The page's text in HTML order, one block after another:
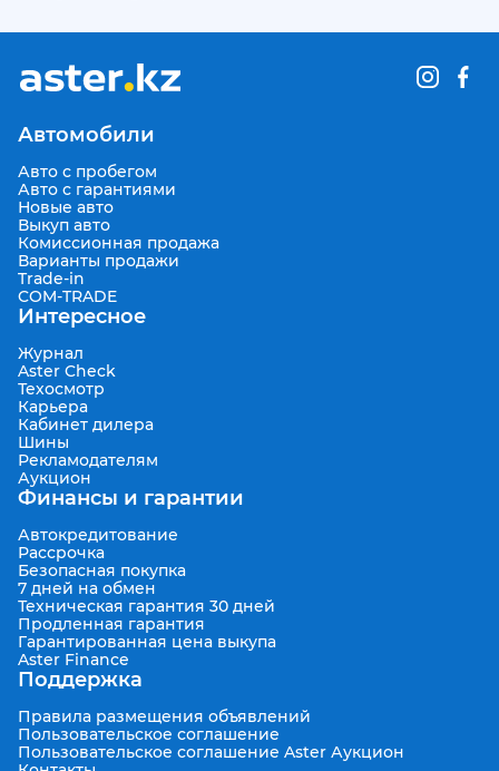
Автомобили
Авто с пробегом
Авто с гарантиями
Новые авто
Выкуп авто
Комиссионная продажа
Варианты продажи
Trade-in
COM-TRADE
Интересное
Журнал
Aster Check
Техосмотр
Карьера
Кабинет дилера
Шины
Рекламодателям
Аукцион
Финансы и гарантии
Автокредитование
Рассрочка
Безопасная покупка
7 дней на обмен
Техническая гарантия 30 дней
Продленная гарантия
Гарантированная цена выкупа
Aster Finance
Поддержка
Правила размещения объявлений
Пользовательское соглашение
Пользовательское соглашение Aster Аукцион